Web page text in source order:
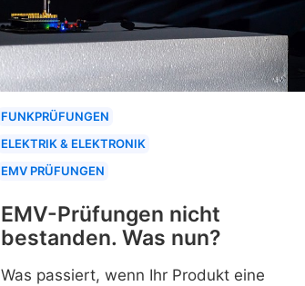
FUNKPRÜFUNGEN
ELEKTRIK & ELEKTRONIK
EMV PRÜFUNGEN
EMV-Prüfungen nicht
bestanden. Was nun?
Was passiert, wenn Ihr Produkt eine